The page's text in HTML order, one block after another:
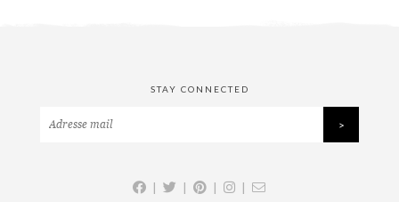
STAY CONNECTED
| | | |